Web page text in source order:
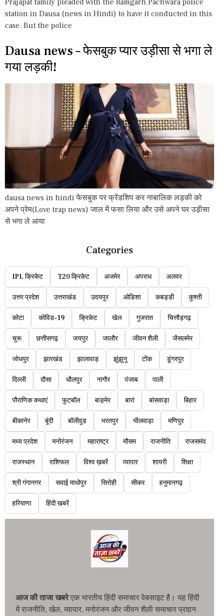
station in Dausa (news in Hindi) to have it conducted in this
case. But the police
Dausa news – फेसबुक प्यार उड़ीसा से भगा ले
गया लड़की!
dausa news in hindi फेसबुक पर फ्रेंडशिप कर नाबालिक लड़की को
अपने प्रेम(Love trap news) जाल में फसा लिया और उसे अपने घर उड़ीसा
से भगा ले आया
Categories
IPL क्रिकेट T20 क्रिकेट अजमेर अपराध अलवर
उत्तर प्रदेश उत्तराखंड उदयपुर ओडिशा कबड्डी कुश्ती
कोटा कोविड-19 क्रिकेट खेल गुजरात चित्तौड़गढ़
चुरू छत्तीसगढ़ जयपुर जालौर जीवन शैली जैसलमेर
जोधपुर झारखंड झालावाड़ झुंझुनू टोंक डूंगरपुर
दिल्ली दौसा धौलपुर नागौर पंजाब पाली
पौराणिक कथाएं फुटबॉल बाड़मेर बारां बांसवाड़ा बिहार
बीकानेर बूंदी बॉलीवुड भरतपुर भीलवाड़ा मणिपुर
मध्य प्रदेश मनोरंजन महाराष्ट्र मौसम राजनीति राजसमंद
राजस्थान राशिफल विश्व ख़बरें व्यापार शायरी शिक्षा
श्री गंगानगर सवाई माधोपुर सिरोही सीकर हनुमानगढ़
हरियाणा हिंदी खबरें
आज की ताजा खबरेएक भारतीय हिंदी समाचार वेबसाइट है। यह हिंदी
में राजनीति, खेल, व्यापार, मनोरंजन और जीवन शैली समाचार प्रदान